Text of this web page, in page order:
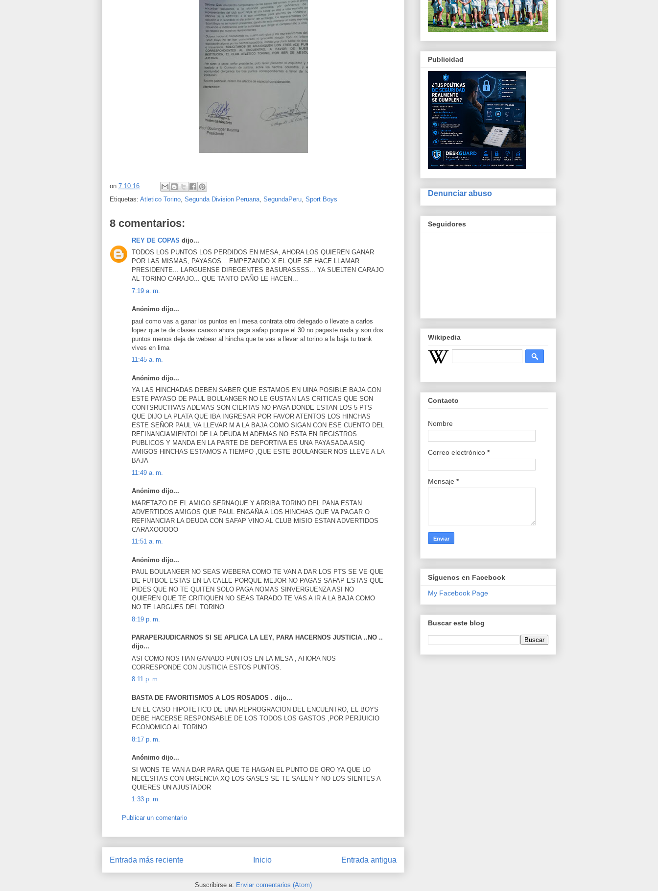
on 7.10.16
Etiquetas: Atletico Torino Segunda Division Peruana SegundaPeru Sport Boys
8 comentarios:
REY DE COPAS dijo...
TODOS LOS PUNTOS LOS PERDIDOS EN MESA, AHORA LOS QUIEREN GANAR
POR LAS MISMAS, PAYASOS... EMPEZANDO X EL QUE SE HACE LLAMAR
PRESIDENTE... LARGUENSE DIREGENTES BASURASSSS... YA SUELTEN CARAJO
AL TORINO CARAJO... QUE TANTO DAÑO LE HACEN...
7:19 a. m.
Anónimo dijo...
paul como vas a ganar los puntos en l mesa contrata otro delegado o llevate a carlos
lopez que te de clases caraxo ahora paga safap porque el 30 no pagaste nada y son dos
puntos menos deja de webear al hincha que te vas a llevar al torino a la baja tu trank
vives en lima
11:45 a. m.
Anónimo dijo...
YA LAS HINCHADAS DEBEN SABER QUE ESTAMOS EN UINA POSIBLE BAJA CON
ESTE PAYASO DE PAUL BOULANGER NO LE GUSTAN LAS CRITICAS QUE SON
CONTSRUCTIVAS ADEMAS SON CIERTAS NO PAGA DONDE ESTAN LOS 5 PTS
QUE DIJO LA PLATA QUE IBA INGRESAR POR FAVOR ATENTOS LOS HINCHAS
ESTE SEÑOR PAUL VA LLEVAR M A LA BAJA COMO SIGAN CON ESE CUENTO DEL
REFINANCIAMIENTOI DE LA DEUDA M ADEMAS NO ESTA EN REGISTROS
PUBLICOS Y MANDA EN LA PARTE DE DEPORTIVA ES UNA PAYASADA ASIQ
AMIGOS HINCHAS ESTAMOS A TIEMPO ,QUE ESTE BOULANGER NOS LLEVE A LA
BAJA
11:49 a. m.
Anónimo dijo...
MARETAZO DE EL AMIGO SERNAQUE Y ARRIBA TORINO DEL PANA ESTAN
ADVERTIDOS AMIGOS QUE PAUL ENGAÑA A LOS HINCHAS QUE VA PAGAR O
REFINANCIAR LA DEUDA CON SAFAP VINO AL CLUB MISIO ESTAN ADVERTIDOS
CARAXOOOOO
11:51 a. m.
Anónimo dijo...
PAUL BOULANGER NO SEAS WEBERA COMO TE VAN A DAR LOS PTS SE VE QUE
DE FUTBOL ESTAS EN LA CALLE PORQUE MEJOR NO PAGAS SAFAP ESTAS QUE
PIDES QUE NO TE QUITEN SOLO PAGA NOMAS SINVERGUENZA ASI NO
QUIEREN QUE TE CRITIQUEN NO SEAS TARADO TE VAS A IR A LA BAJA COMO
NO TE LARGUES DEL TORINO
8:19 p. m.
PARAPERJUDICARNOS SI SE APLICA LA LEY, PARA HACERNOS JUSTICIA ..NO ..
dijo...
ASI COMO NOS HAN GANADO PUNTOS EN LA MESA , AHORA NOS
CORRESPONDE CON JUSTICIA ESTOS PUNTOS.
8:11 p. m.
BASTA DE FAVORITISMOS A LOS ROSADOS . dijo...
EN EL CASO HIPOTETICO DE UNA REPROGRACION DEL ENCUENTRO, EL BOYS
DEBE HACERSE RESPONSABLE DE LOS TODOS LOS GASTOS ,POR PERJUICIO
ECONOMICO AL TORINO.
8:17 p. m.
Anónimo dijo...
SI WONS TE VAN A DAR PARA QUE TE HAGAN EL PUNTO DE ORO YA QUE LO
NECESITAS CON URGENCIA XQ LOS GASES SE TE SALEN Y NO LOS SIENTES A
QUIERES UN AJUSTADOR
1:33 p. m.
Publicar un comentario
Entrada más reciente Entrada antigua
Inicio
Suscribirse a: Enviar comentarios (Atom)
Publicidad
Denunciar abuso
Seguidores
Wikipedia
Contacto
Nombre
Correo electrónico *
Mensaje *
Síguenos en Facebook
My Facebook Page
Buscar este blog